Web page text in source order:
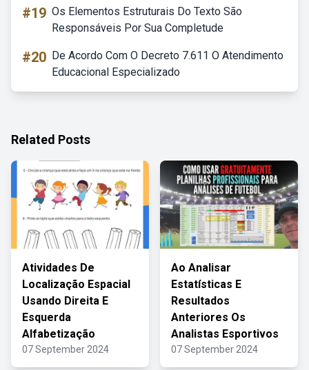
#19 Os Elementos Estruturais Do Texto São
Responsáveis Por Sua Completude
#20 De Acordo Com O Decreto 7.611 O Atendimento
Educacional Especializado
Related Posts
Atividades De
Localização Espacial
Usando Direita E
Esquerda
Alfabetização
07 September 2024
Ao Analisar
Estatísticas E
Resultados
Anteriores Os
Analistas Esportivos
07 September 2024